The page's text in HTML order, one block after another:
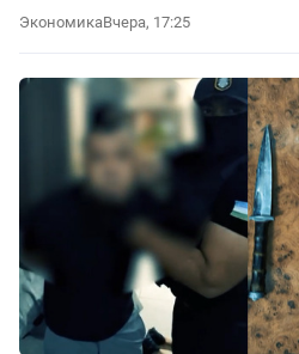
ЭкономикаВчера, 17:25